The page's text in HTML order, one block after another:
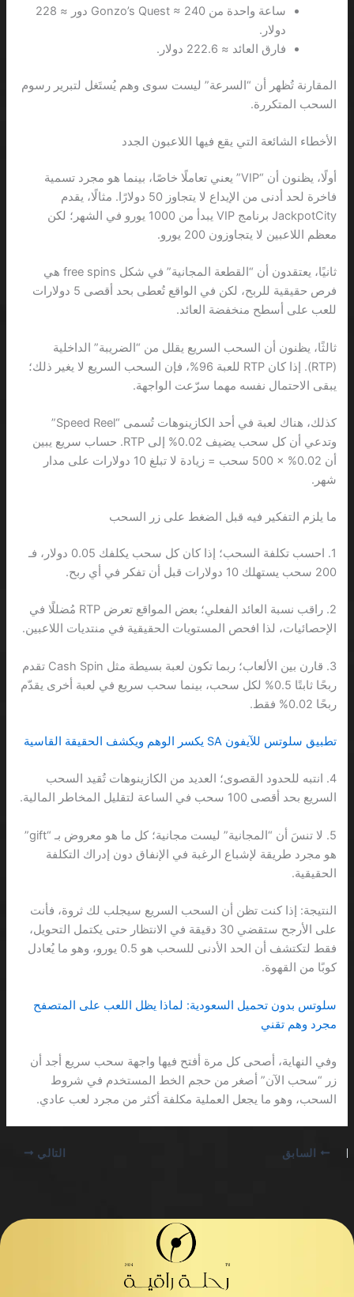
ساعة واحدة من Gonzo’s Quest ≈ 240 دور ≈ 228
دولار.
فارق العائد ≈ 222.6 دولار.
المقارنة تُظهر أن “السرعة” ليست سوى وهم يُستَغل لتبرير رسوم
السحب المتكررة.
الأخطاء الشائعة التي يقع فيها اللاعبون الجدد
أولًا، يظنون أن “VIP” يعني تعاملًا خاصًا، بينما هو مجرد تسمية
فاخرة لحد أدنى من الإيداع لا يتجاوز 50 دولارًا. مثالًا، يقدم
JackpotCity برنامج VIP يبدأ من 1000 يورو في الشهر؛ لكن
معظم اللاعبين لا يتجاوزون 200 يورو.
ثانيًا، يعتقدون أن “القطعة المجانية” في شكل free spins هي
فرص حقيقية للربح، لكن في الواقع تُعطى بحد أقصى 5 دولارات
للعب على أسطح منخفضة العائد.
ثالثًا، يظنون أن السحب السريع يقلل من “الضريبة” الداخلية
(RTP). إذا كان RTP للعبة 96%، فإن السحب السريع لا يغير ذلك؛
يبقى الاحتمال نفسه مهما سرّعت الواجهة.
كذلك، هناك لعبة في أحد الكازينوهات تُسمى “Speed Reel”
وتدعي أن كل سحب يضيف 0.02% إلى RTP. حساب سريع يبين
أن 0.02% × 500 سحب = زيادة لا تبلغ 10 دولارات على مدار
شهر.
ما يلزم التفكير فيه قبل الضغط على زر السحب
1. احسب تكلفة السحب؛ إذا كان كل سحب يكلفك 0.05 دولار، فـ
200 سحب يستهلك 10 دولارات قبل أن تفكر في أي ربح.
2. راقب نسبة العائد الفعلي؛ بعض المواقع تعرض RTP مُضللًا في
الإحصائيات، لذا افحص المستويات الحقيقية في منتديات اللاعبين.
3. قارن بين الألعاب؛ ربما تكون لعبة بسيطة مثل Cash Spin تقدم
ربحًا ثابتًا 0.5% لكل سحب، بينما سحب سريع في لعبة أخرى يقدّم
ربحًا 0.02% فقط.
تطبيق سلوتس للآيفون SA يكسر الوهم ويكشف الحقيقة القاسية
4. انتبه للحدود القصوى؛ العديد من الكازينوهات تُقيد السحب
السريع بحد أقصى 100 سحب في الساعة لتقليل المخاطر المالية.
5. لا تنسَ أن “المجانية” ليست مجانية؛ كل ما هو معروض بـ “gift”
هو مجرد طريقة لإشباع الرغبة في الإنفاق دون إدراك التكلفة
الحقيقية.
النتيجة: إذا كنت تظن أن السحب السريع سيجلب لك ثروة، فأنت
على الأرجح ستقضي 30 دقيقة في الانتظار حتى يكتمل التحويل،
فقط لتكتشف أن الحد الأدنى للسحب هو 0.5 يورو، وهو ما يُعادل
كوبًا من القهوة.
سلوتس بدون تحميل السعودية: لماذا يظل اللعب على المتصفح
مجرد وهم تقني
وفي النهاية، أصحى كل مرة أفتح فيها واجهة سحب سريع أجد أن
زر “سحب الآن” أصغر من حجم الخط المستخدم في شروط
السحب، وهو ما يجعل العملية مكلفة أكثر من مجرد لعب عادي.
السابق التالي